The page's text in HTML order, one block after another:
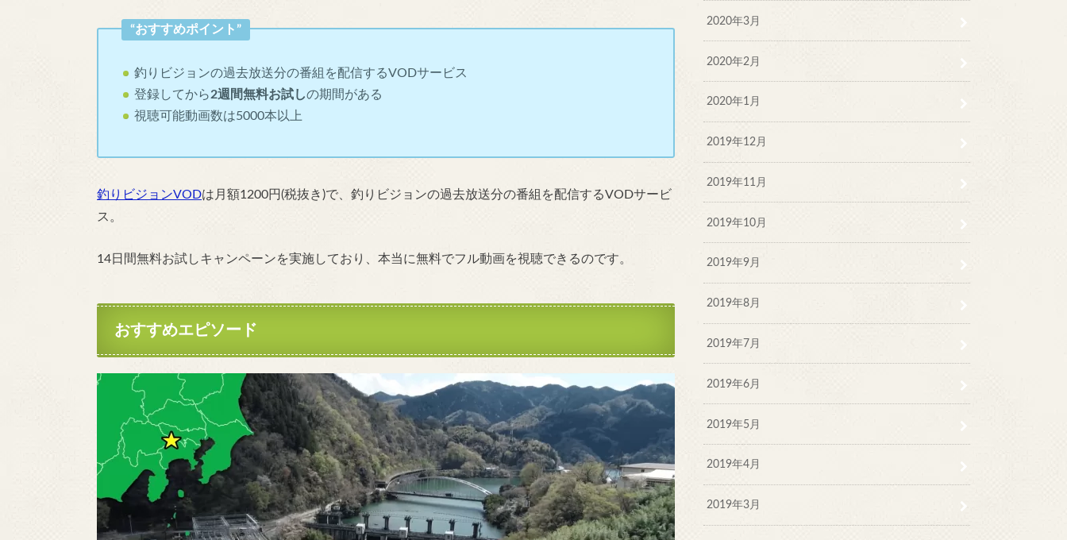
“おすすめポイント”
釣りビジョンの過去放送分の番組を配信するVODサービス
登録してから2週間無料お試しの期間がある
視聴可能動画数は5000本以上
釣りビジョンVODは月額1200円(税抜き)で、釣りビジョンの過去放送分の番組を配信するVODサービ
ス。
14日間無料お試しキャンペーンを実施しており、本当に無料でフル動画を視聴できるのです。
おすすめエピソード
2020年3月
2020年2月
2020年1月
2019年12月
2019年11月
2019年10月
2019年9月
2019年8月
2019年7月
2019年6月
2019年5月
2019年4月
2019年3月